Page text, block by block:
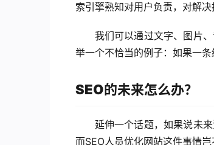
索引擎熟知对用户负责，对解
我们可以通过文字、图片
举一个不恰当的例子：如果一
SEO的未来怎么办？
延伸一个话题，如果说未
而SEO人员优化网站这件事情岂